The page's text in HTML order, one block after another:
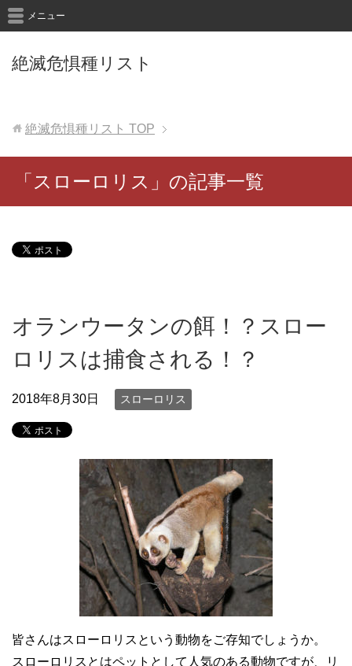
絶滅危惧種リスト
メニュー
絶滅危惧種リスト TOP
「スローロリス」の記事一覧
オランウータンの餌！？スロー
ロリスは捕食される！？
2018年8月30日 スローロリス
皆さんはスローロリスという動物をご存知でしょうか。
スローロリスとはペットとして人気のある動物ですが、リ